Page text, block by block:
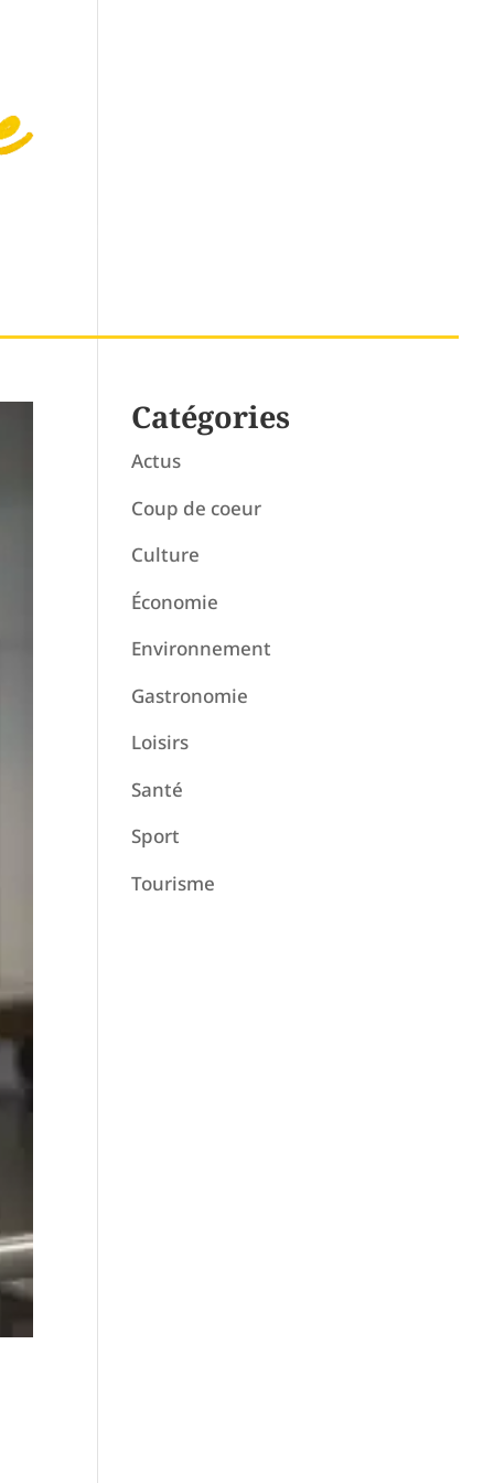
Catégories
Actus
Coup de coeur
Culture
Économie
Environnement
Gastronomie
Loisirs
Santé
Sport
Tourisme